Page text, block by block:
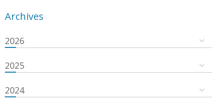
Archives
2026
2025
2024